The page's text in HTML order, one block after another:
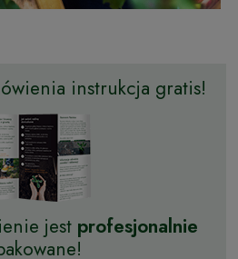
instrukcja gratis!
jest profesjonalnie